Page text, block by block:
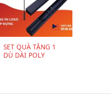
SET QUÀ TẶNG 1
DÙ DÀI POLY